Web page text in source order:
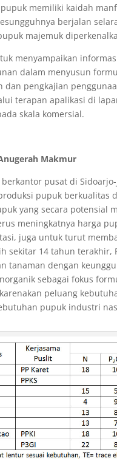
memiliki kaidah
berjalan
majemuk
menyampaikan
dalam menyusun
dan pengkajian
terapan apalikasi di
skala komersial.
Makmur
berkantor pusat di
pupuk berkualitas
yang secara potensial
meningkatnya harga
juga untuk turut
sekitar 14 tahun terakhir,
tanaman dengan
sebagai fokus
peluang
pupuk industri